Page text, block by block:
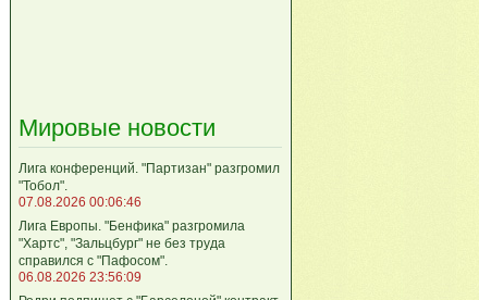
Мировые новости
Лига кoнференций. "Партизан" разгромил
"Тобол".
07.08.2026 00:06:46
Лига Европы. "Бенфика" разгромила
"Хартс", "Зальцбург" не без труда
справился с "Пафосом".
06.08.2026 23:56:09